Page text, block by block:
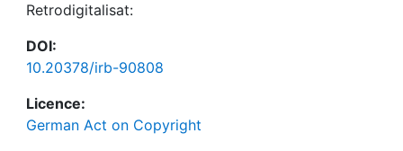
Retrodigitalisat:
DOI:
10.20378/irb-90808
Licence:
German Act on Copyright